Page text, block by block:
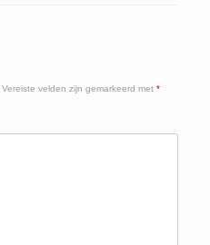
Vereiste velden zijn gemarkeerd met *